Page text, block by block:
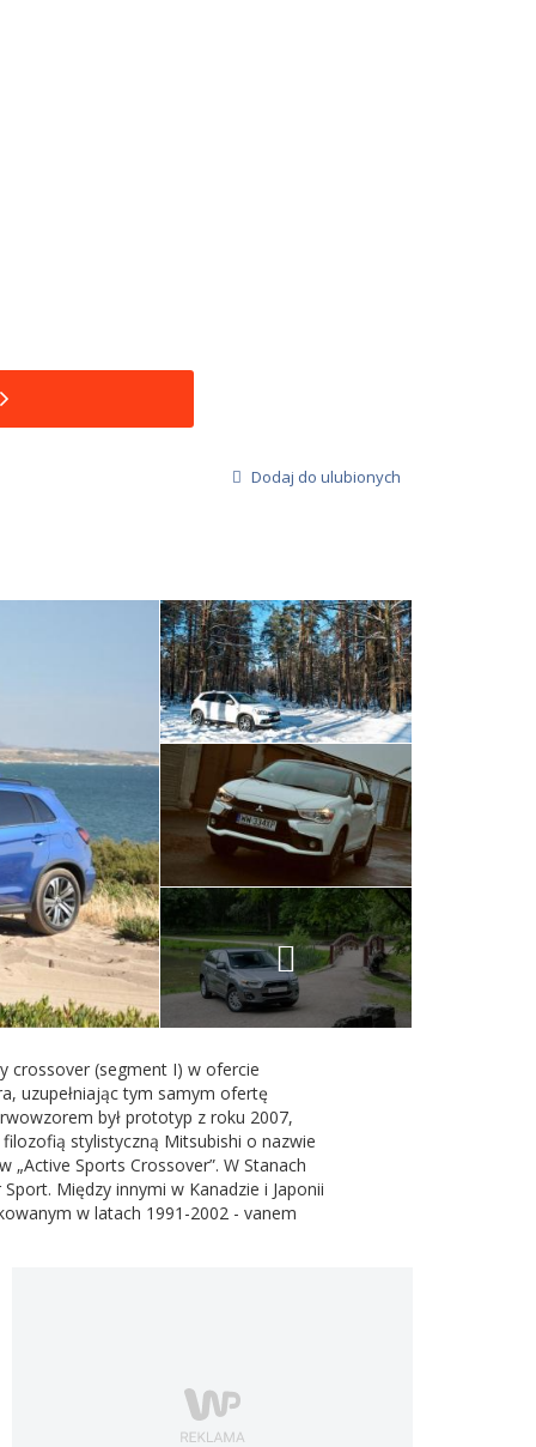
Dodaj do ulubionych
crossover (segment I) w ofercie
uzupełniając tym samym ofertę
był prototyp z roku 2007,
stylistyczną Mitsubishi o nazwie
„Active Sports Crossover”. W Stanach
Między innymi w Kanadzie i Japonii
w latach 1991-2002 - vanem